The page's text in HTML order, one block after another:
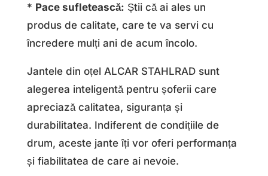
* Pace sufletească: Știi că ai ales un
produs de calitate, care te va servi cu
încredere mulți ani de acum încolo.
Jantele din oțel ALCAR STAHLRAD sunt
alegerea inteligentă pentru șoferii care
apreciază calitatea, siguranța și
durabilitatea. Indiferent de condițiile de
drum, aceste jante îți vor oferi performanța
și fiabilitatea de care ai nevoie.